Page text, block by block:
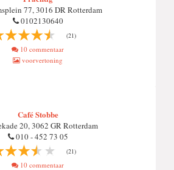
77, 3016 DR Rotterdam
0102130640
(21)
10 commentaar
voorvertoning
Café Stobbe
20, 3062 GR Rotterdam
010 - 452 73 05
(21)
10 commentaar